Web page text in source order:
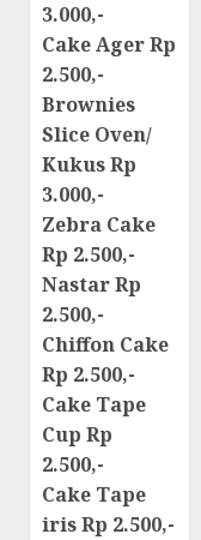
3.000,-
Cake Ager Rp
2.500,-
Brownies
Slice Oven/
Kukus Rp
3.000,-
Zebra Cake
Rp 2.500,-
Nastar Rp
2.500,-
Chiffon Cake
Rp 2.500,-
Cake Tape
Cup Rp
2.500,-
Cake Tape
iris Rp 2.500,-